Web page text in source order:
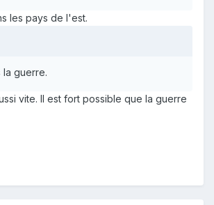
les pays de l'est.
guerre.
vite. Il est fort possible que la guerre